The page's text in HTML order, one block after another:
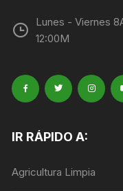
Lunes - Viernes
12:00M
IR RÁPIDO A:
Agricultura Limpia